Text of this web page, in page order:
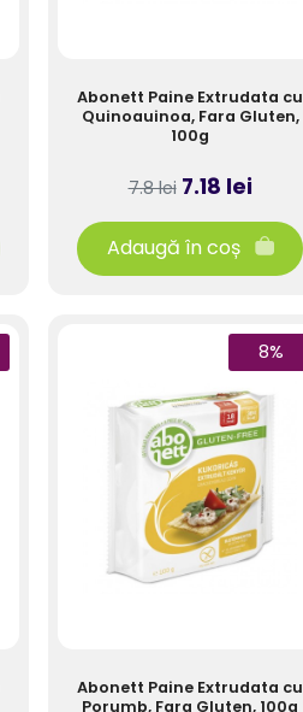
Abonett Paine Extrudata cu
Quinoauinoa, Fara Gluten,
100g
7.8 lei7.18 lei
Adaugă în coș
8%
Abonett Paine Extrudata cu
Porumb, Fara Gluten, 100g